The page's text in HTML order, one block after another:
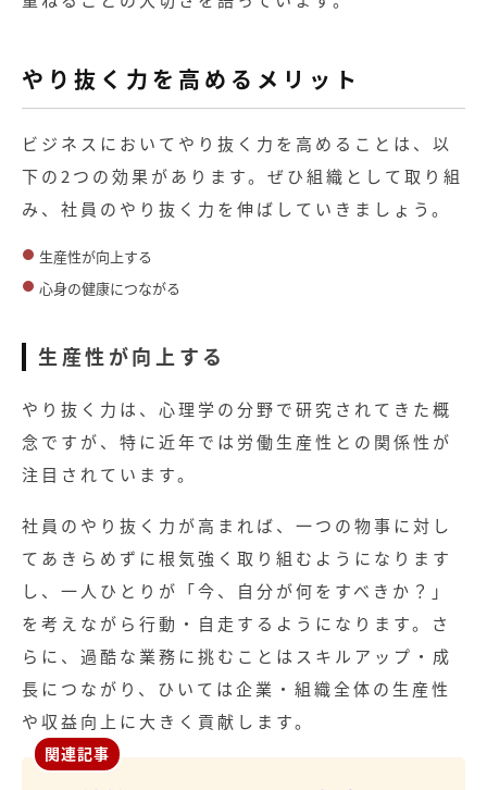
記事
やり抜く力を高めるメリット
ビジネスにおいてやり抜く力を高めることは、以
下の2つの効果があります。ぜひ組織として取り組
み、社員のやり抜く力を伸ばしていきましょう。
生産性が向上する
心身の健康につながる
生産性が向上する
やり抜く力は、心理学の分野で研究されてきた概
念ですが、特に近年では労働生産性との関係性が
注目されています。
社員のやり抜く力が高まれば、一つの物事に対し
てあきらめずに根気強く取り組むようになります
し、一人ひとりが「今、自分が何をすべきか？」
を考えながら行動・自走するようになります。さ
らに、過酷な業務に挑むことはスキルアップ・成
長につながり、ひいては企業・組織全体の生産性
や収益向上に大きく貢献します。
関連記事